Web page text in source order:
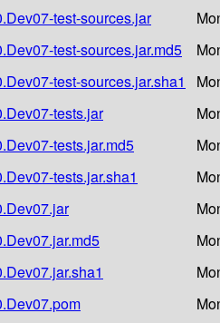
test-sources.jar
test-sources.jar.md5
test-sources.jar.sha1
tests.jar
tests.jar.md5
tests.jar.sha1